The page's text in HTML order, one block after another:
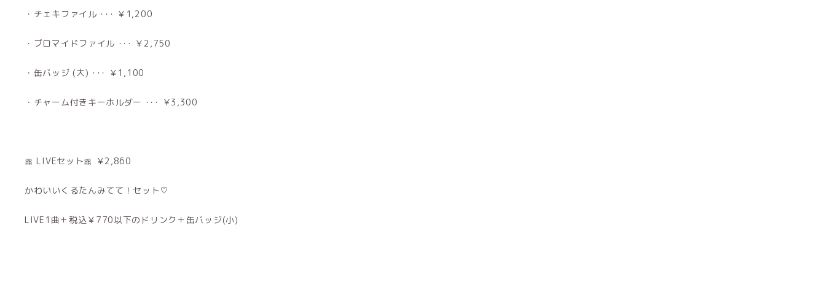
・チェキファイル ･･･ ￥1,200
・ブロマイドファイル ･･･ ￥2,750
・缶バッジ (大) ･･･ ￥1,100
・チャーム付きキーホルダー ･･･ ￥3,300
🎀 LIVEセット🎀 ￥2,860
かわいいくるたんみてて！セット♡
LIVE1曲＋税込￥770以下のドリンク＋缶バッジ(小)